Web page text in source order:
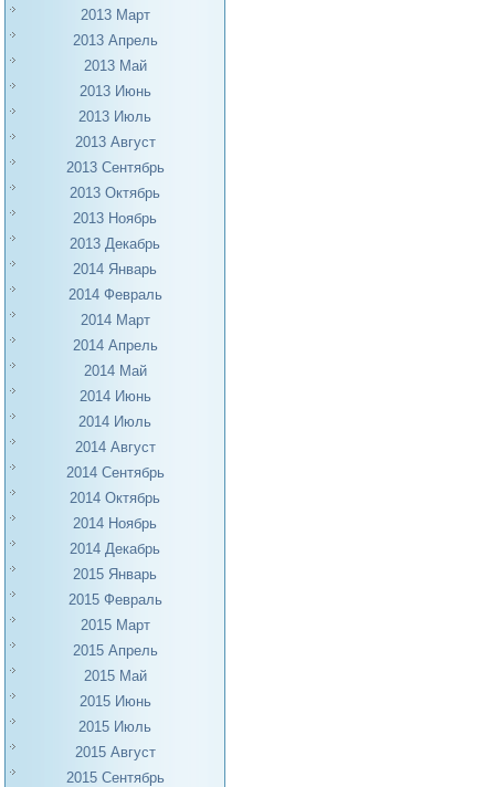
2013 Март
2013 Апрель
2013 Май
2013 Июнь
2013 Июль
2013 Август
2013 Сентябрь
2013 Октябрь
2013 Ноябрь
2013 Декабрь
2014 Январь
2014 Февраль
2014 Март
2014 Апрель
2014 Май
2014 Июнь
2014 Июль
2014 Август
2014 Сентябрь
2014 Октябрь
2014 Ноябрь
2014 Декабрь
2015 Январь
2015 Февраль
2015 Март
2015 Апрель
2015 Май
2015 Июнь
2015 Июль
2015 Август
2015 Сентябрь